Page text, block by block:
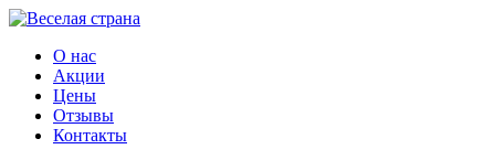
О нас
Акции
Цены
Отзывы
Контакты